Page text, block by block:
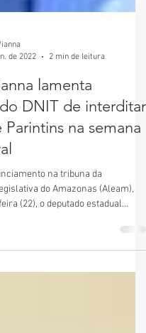
de 2022
2 min de leitura
lamenta
DNIT de interditar
na semana
do Amazonas (Aleam),